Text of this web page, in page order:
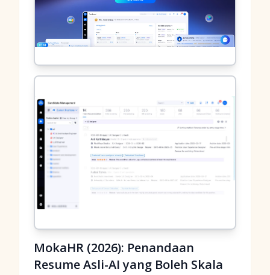
MokaHR (2026): Penandaan
Resume Asli-AI yang Boleh Skala